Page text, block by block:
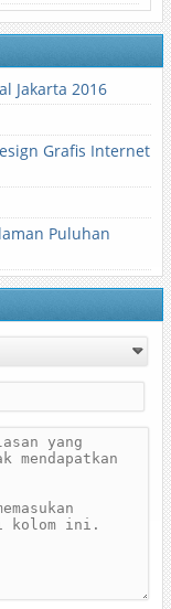
Jakarta 2016
Grafis Internet
Puluhan